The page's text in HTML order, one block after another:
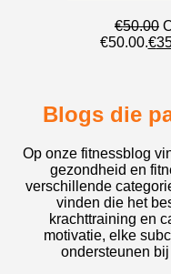
€50.00
€50.00.€
Blogs die
Op onze fitnessblog
gezondheid en
verschillende
vinden die het
krachttraining en
motivatie, elke
ondersteunen